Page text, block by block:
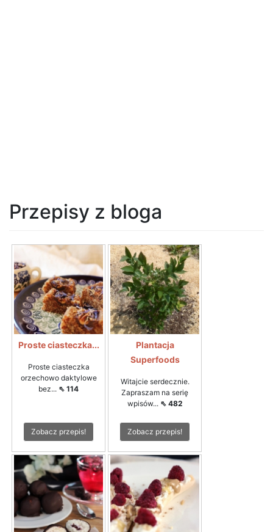
Przepisy z bloga
Proste ciasteczka...
Proste ciasteczka
orzechowo daktylowe
bez... ⇖ 114
Zobacz przepis!
Plantacja
Superfoods
Witajcie serdecznie.
Zapraszam na serię
wpisów... ⇖ 482
Zobacz przepis!